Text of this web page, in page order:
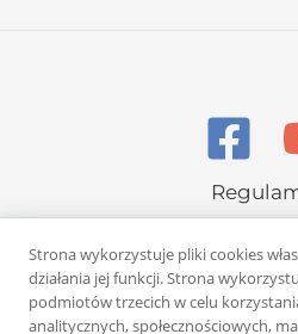
Strona wykorzystuje pliki cookies
działania jej funkcji. Strona
podmiotów trzecich w celu
analitycznych, społecznościowych,